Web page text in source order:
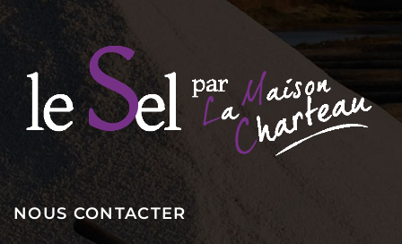
NOUS CONTACTER